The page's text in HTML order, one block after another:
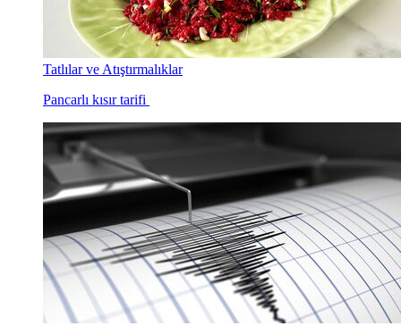
Tatlılar ve Atıştırmalıklar
Pancarlı kısır tarifi